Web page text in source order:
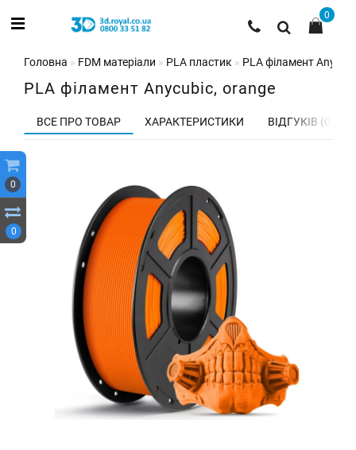
0
0
0
Головна FDM матеріали PLA пластик PLA філамент
PLA філамент Anycubic, orange
ВСЕ ПРО ТОВАР ХАРАКТЕРИСТИКИ ВІДГУКІВ (0)